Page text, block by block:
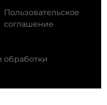
Пользовательское
соглашение
обработки